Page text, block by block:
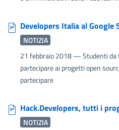
Developers Italia al Google
NOTIZIA
21 febbraio 2018— Studenti da
partecipare ai progetti open
partecipare
Hack.Developers, tutti i
NOTIZIA